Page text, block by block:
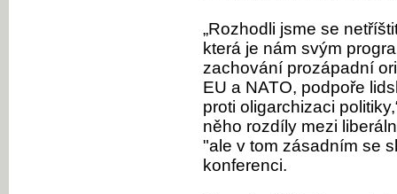
„Rozhodli jsme se
která je nám svým
zachování prozápadní
EU a NATO, podpoře
proti oligarchizaci
něho rozdíly mezi
"ale v tom zásadním se
konferenci.